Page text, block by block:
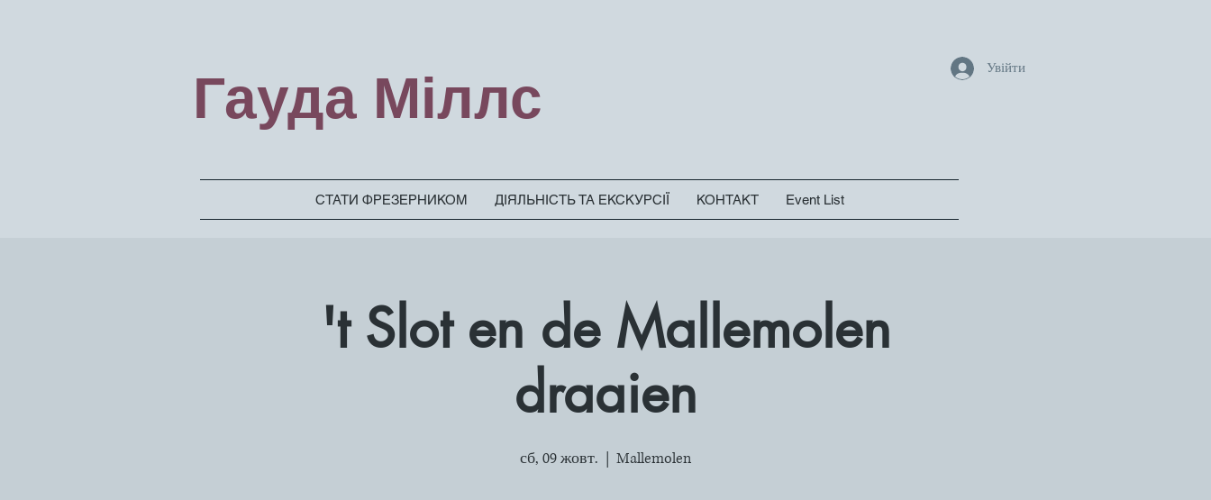
Гауда Міллс Увійти
СТАТИ ФРЕЗЕРНИКОМ ДІЯЛЬНІСТЬ ТА ЕКСКУРСІЇ КОНТАКТ Event List
't Slot en de Mallemolen
draaien
сб, 09 жовт. Mallemolen